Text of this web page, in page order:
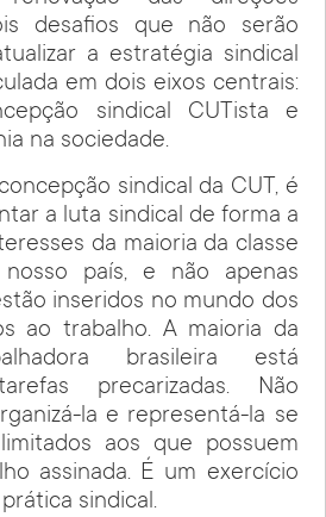
desafios que não serão
a estratégia sindical
em dois eixos centrais:
sindical CUTista e
na sociedade.
sindical da CUT, é
a luta sindical de forma a
da maioria da classe
país, e não apenas
inseridos no mundo dos
ao trabalho. A maioria da
brasileira está
precarizadas. Não
la e representá-la se
aos que possuem
assinada. É um exercício
sindical.